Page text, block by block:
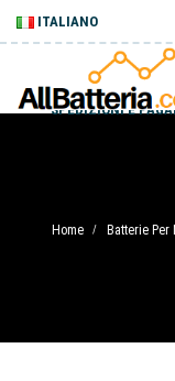
ITALIANO
SPEDIZIONI E
Home / Batterie Per